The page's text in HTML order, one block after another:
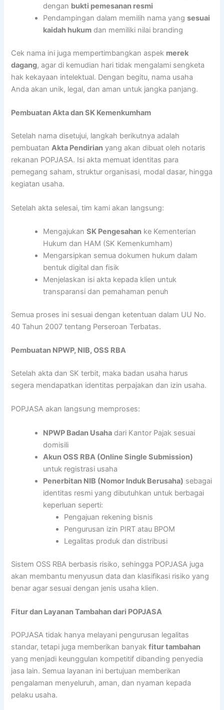
dengan bukti pemesanan resmi
Pendampingan dalam memilih nama yangsesuai
kaidah hukum dan memiliki nilai branding
Cek nama ini juga mempertimbangkan aspek merek
dagang, agar di kemudian hari tidak mengalami sengketa
hak kekayaan intelektual. Dengan begitu, nama usaha
Anda akan unik, legal, dan aman untuk jangka panjang.
Pembuatan Akta dan SK Kemenkumham
Setelah nama disetujui, langkah berikutnya adalah
pembuatanAkta Pendirian yang akan dibuat oleh notaris
rekanan POPJASA. Isi akta memuat identitas para
pemegang saham, struktur organisasi, modal dasar, hingga
kegiatan usaha.
Setelah akta selesai, tim kami akan langsung:
MengajukanSK Pengesahan ke Kementerian
Hukum dan HAM (SK Kemenkumham)
Mengarsipkan semua dokumen hukum dalam
bentuk digital dan fisik
Menjelaskan isi akta kepada klien untuk
transparansi dan pemahaman penuh
Semua proses ini sesuai dengan ketentuan dalam UU No.
40 Tahun 2007 tentang Perseroan Terbatas.
Pembuatan NPWP, NIB, OSS RBA
Setelah akta dan SK terbit, maka badan usaha harus
segera mendapatkan identitas perpajakan dan izin usaha.
POPJASA akan langsung memproses:
NPWP Badan Usaha dari Kantor Pajak sesuai
domisili
Akun OSS RBA (Online Single Submission)
untuk registrasi usaha
Penerbitan NIB (Nomor Induk Berusaha) sebagai
identitas resmi yang dibutuhkan untuk berbagai
keperluan seperti:
Pengajuan rekening bisnis
Pengurusan izin PIRT atau BPOM
Legalitas produk dan distribusi
Sistem OSS RBA berbasis risiko, sehingga POPJASA juga
akan membantu menyusun data dan klasifikasi risiko yang
benar agar sesuai dengan jenis usaha klien.
Fitur dan Layanan Tambahan dari POPJASA
POPJASA tidak hanya melayani pengurusan legalitas
standar, tetapi juga memberikan banyakfitur tambahan
yang menjadi keunggulan kompetitif dibanding penyedia
jasa lain. Semua layanan ini bertujuan memberikan
pengalaman menyeluruh, aman, dan nyaman kepada
pelaku usaha.